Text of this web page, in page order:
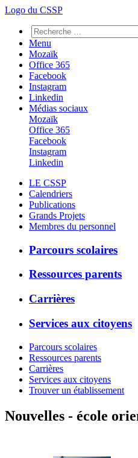
Logo du CSSP
Menu
Mozaïk
Office 365
Facebook
Instagram
Linkedin
Médias sociaux
Mozaïk
Office 365
Facebook
Instagram
Linkedin
LE CSSP
Calendriers
Publications
Grands Projets
Membres du personnel
Parcours scolaires
Ressources parents
Carrières
Services aux citoyens
Parcours scolaires
Ressources parents
Carrières
Services aux citoyens
Trouver un établissement
Nouvelles - école